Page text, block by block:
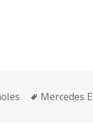
Etiquetas
Mercedes